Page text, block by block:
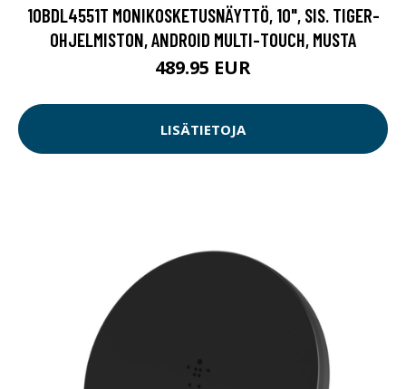
10BDL4551T MONIKOSKETUSNÄYTTÖ, 10", SIS. TIGER-
OHJELMISTON, ANDROID MULTI-TOUCH, MUSTA
489.95 EUR
LISÄTIETOJA